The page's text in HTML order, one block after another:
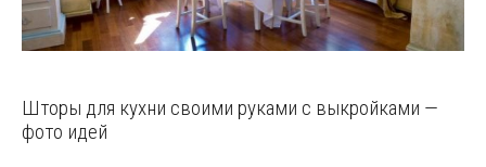
Шторы для кухни своими руками с выкройками —
фото идей